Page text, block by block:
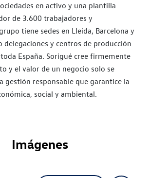
en activo y una plantilla
de 3.600 trabajadores y
tiene sedes en Lleida, Barcelona y
delegaciones y centros de producción
España. Sorigué cree firmemente
y el valor de un negocio solo se
gestión responsable que garantice la
social y ambiental.
Imágenes